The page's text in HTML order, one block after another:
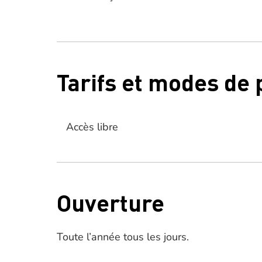
Tarifs et modes de
Accès libre
Ouverture
Toute l’année tous les jours.